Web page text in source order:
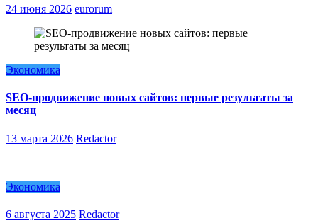
24 июня 2026 eurorum
Экономика
SEO-продвижение новых сайтов: первые результаты за
месяц
13 марта 2026 Redactor
Экономика
6 августа 2025 Redactor